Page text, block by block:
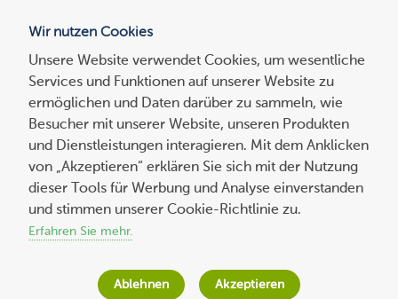
Suchen
nach:
Sichere Shop-Migration von Magento
Enterprise-Lösungen
Wolf-Dieter Fiege am18. Dezember 2014
Minuten
Wir nutzen Cookies
Unsere Website verwendet Cookies, um wesentliche
Services und Funktionen auf unserer Website zu
ermöglichen und Daten darüber zu sammeln, wie
Besucher mit unserer Website, unseren Produkten
und Dienstleistungen interagieren. Mit dem Anklicken
von „Akzeptieren“ erklären Sie sich mit der Nutzung
dieser Tools für Werbung und Analyse einverstanden
und stimmen unserer Cookie-Richtlinie zu.
Erfahren Sie mehr.
Ablehnen Akzeptieren